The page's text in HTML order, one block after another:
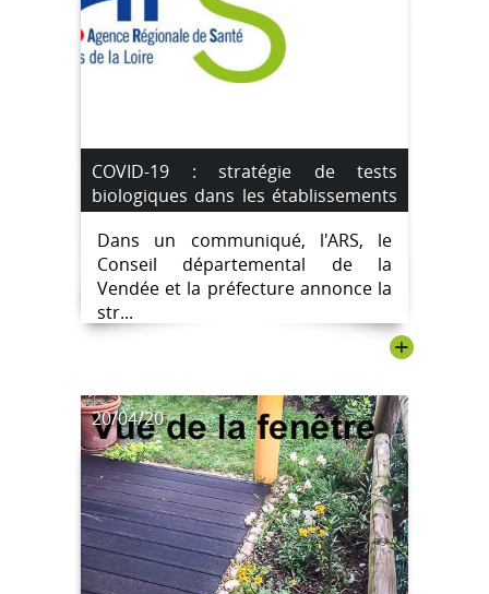
COVID-19 : stratégie de tests
biologiques dans les établissements
médico-sociaux en Vendée
Dans un communiqué, l'ARS, le
Conseil départemental de la
Vendée et la préfecture annonce la
str...
+
20/04/20